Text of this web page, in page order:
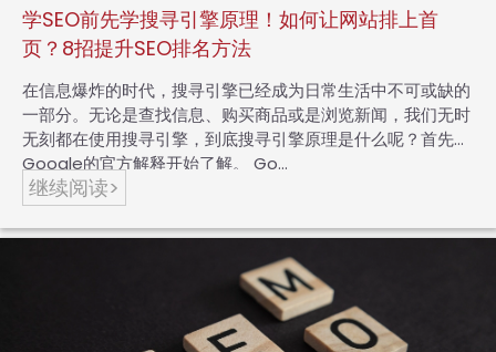
学SEO前先学搜寻引擎原理！如何让网站排上首
页？8招提升SEO排名方法
在信息爆炸的时代，搜寻引擎已经成为日常生活中不可或缺的
一部分。无论是查找信息、购买商品或是浏览新闻，我们无时
无刻都在使用搜寻引擎，到底搜寻引擎原理是什么呢？首先从
Google的官方解释开始了解。 Go…
继续阅读>